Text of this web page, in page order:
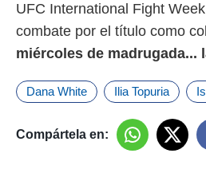
UFC International Fight
combate por el título como
miércoles de madrugada...
Dana White Ilia Topuria
Compártela en: